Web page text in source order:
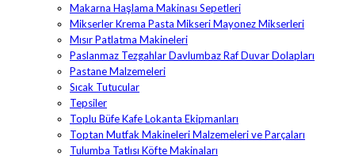
Makarna Haşlama Makinası Sepetleri
Mikserler Krema Pasta Mikseri Mayonez Mikserleri
Mısır Patlatma Makineleri
Paslanmaz Tezgahlar Davlumbaz Raf Duvar Dolapları
Pastane Malzemeleri
Sıcak Tutucular
Tepsiler
Toplu Büfe Kafe Lokanta Ekipmanları
Toptan Mutfak Makineleri Malzemeleri ve Parçaları
Tulumba Tatlısı Köfte Makinaları